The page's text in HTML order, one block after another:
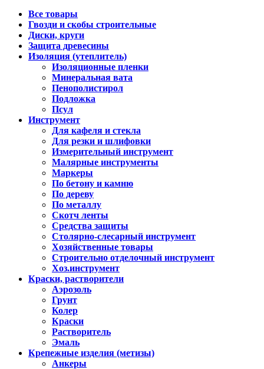
Все товары
Гвозди и скобы строительные
Диски, круги
Защита древесины
Изоляция (утеплитель)
Изоляционные пленки
Минеральная вата
Пенополистирол
Подложка
Псул
Инструмент
Для кафеля и стекла
Для резки и шлифовки
Измерительный инструмент
Малярные инструменты
Маркеры
По бетону и камню
По дереву
По металлу
Скотч ленты
Средства защиты
Столярно-слесарный инструмент
Хозяйственные товары
Строительно отделочный инструмент
Хоз.инструмент
Краски, растворители
Аэрозоль
Грунт
Колер
Краски
Растворитель
Эмаль
Крепежные изделия (метизы)
Анкеры